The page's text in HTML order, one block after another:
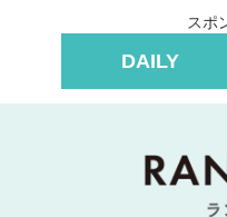
スポ
DAILY